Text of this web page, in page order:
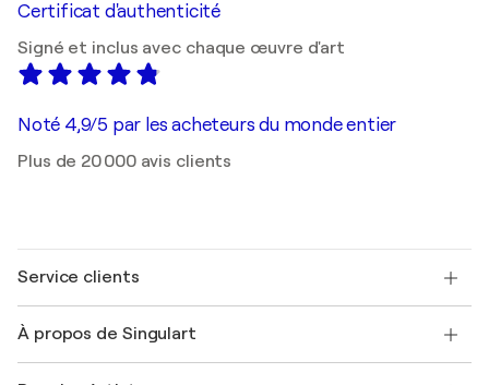
Certificat d'authenticité
Signé et inclus avec chaque œuvre d'art
Noté 4,9/5 par les acheteurs du monde entier
Plus de 20 000 avis clients
Service clients
Expédition
À propos de Singulart